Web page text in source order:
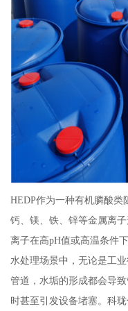
HEDP作为一种有机膦酸
钙、镁、铁、锌等金属离
离子在高pH值或高温条件
水处理场景中，无论是工
管道，水垢的形成都会导
时甚至引发设备堵塞。科